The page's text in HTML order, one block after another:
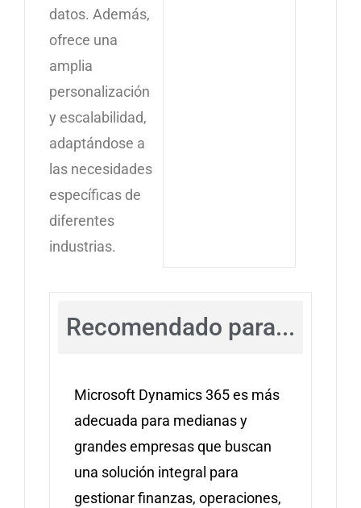
datos. Además,
ofrece una
amplia
personalización
y escalabilidad,
adaptándose a
las necesidades
específicas de
diferentes
industrias.
Recomendado para...
Microsoft Dynamics 365 es más
adecuada para medianas y
grandes empresas que buscan
una solución integral para
gestionar finanzas, operaciones,